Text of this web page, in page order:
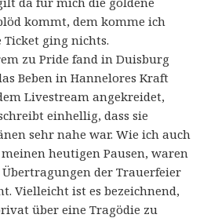
kommt, dem komme ich
Ticket ging nichts.
zu Pride fand in Duisburg
Beben in Hannelores Kraft
Livestream angekreidet,
einhellig, dass sie
sehr nahe war. Wie ich auch
heutigen Pausen, waren
der Trauerfeier
Vielleicht ist es bezeichnend,
über eine Tragödie zu